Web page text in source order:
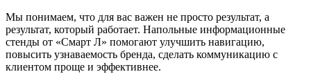
Мы понимаем, что для вас важен не просто результат, а
результат, который работает. Напольные информационные
стенды от «Смарт Л» помогают улучшить навигацию,
повысить узнаваемость бренда, сделать коммуникацию с
клиентом проще и эффективнее.